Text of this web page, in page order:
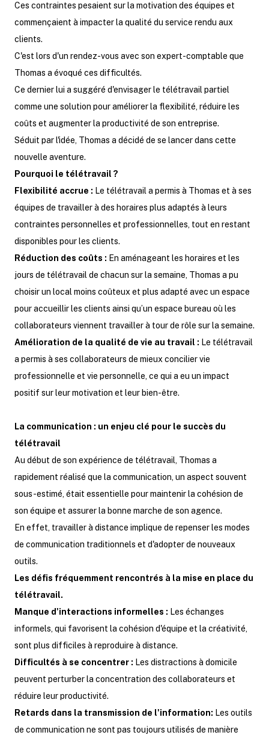
Ces contraintes pesaient sur la motivation des équipes et
commençaient à impacter la qualité du service rendu aux
clients.
C'est lors d'un rendez-vous avec son expert-comptable que
Thomas a évoqué ces difficultés.
Ce dernier lui a suggéré d'envisager le télétravail partiel
comme une solution pour améliorer la flexibilité, réduire les
coûts et augmenter la productivité de son entreprise.
Séduit par l'idée, Thomas a décidé de se lancer dans cette
nouvelle aventure.
Pourquoi le télétravail ?
Flexibilité accrue : Le télétravail a permis à Thomas et à ses
équipes de travailler à des horaires plus adaptés à leurs
contraintes personnelles et professionnelles, tout en restant
disponibles pour les clients.
Réduction des coûts : En aménageant les horaires et les
jours de télétravail de chacun sur la semaine, Thomas a pu
choisir un local moins coûteux et plus adapté avec un espace
pour accueillir les clients ainsi qu’un espace bureau où les
collaborateurs viennent travailler à tour de rôle sur la semaine.
Amélioration de la qualité de vie au travail : Le télétravail
a permis à ses collaborateurs de mieux concilier vie
professionnelle et vie personnelle, ce qui a eu un impact
positif sur leur motivation et leur bien-être.
La communication : un enjeu clé pour le succès du
télétravail
Au début de son expérience de télétravail, Thomas a
rapidement réalisé que la communication, un aspect souvent
sous-estimé, était essentielle pour maintenir la cohésion de
son équipe et assurer la bonne marche de son agence.
En effet, travailler à distance implique de repenser les modes
de communication traditionnels et d'adopter de nouveaux
outils.
Les défis fréquemment rencontrés à la mise en place du
télétravail.
Manque d'interactions informelles : Les échanges
informels, qui favorisent la cohésion d'équipe et la créativité,
sont plus difficiles à reproduire à distance.
Difficultés à se concentrer : Les distractions à domicile
peuvent perturber la concentration des collaborateurs et
réduire leur productivité.
Retards dans la transmission de l'information: Les outils
de communication ne sont pas toujours utilisés de manière